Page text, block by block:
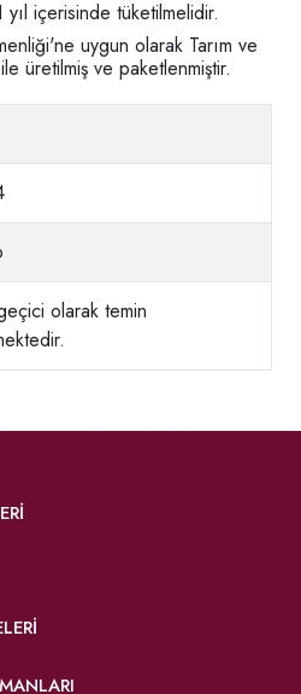
içerisinde tüketilmelidir.
uygun olarak Tarım ve
üretilmiş ve paketlenmiştir.
olarak temin